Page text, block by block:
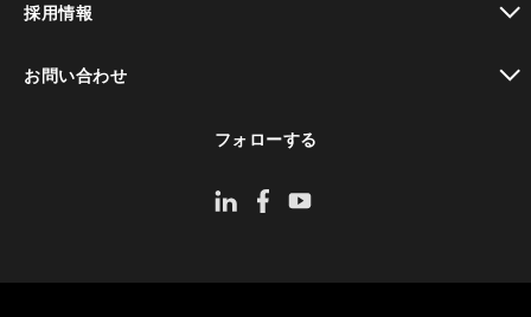
採用情報
お問い合わせ
フォローする